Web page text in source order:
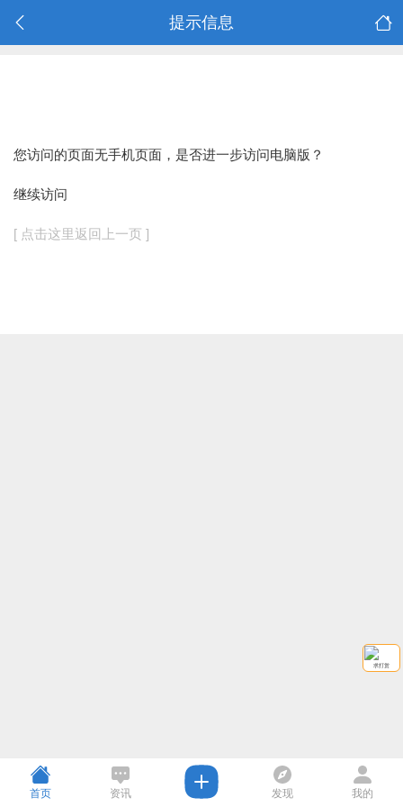
提示信息
您访问的页面无手机页面，是否进一步访问电脑版？
继续访问
[ 点击这里返回上一页 ]
求打赏
首页 资讯 发现 我的